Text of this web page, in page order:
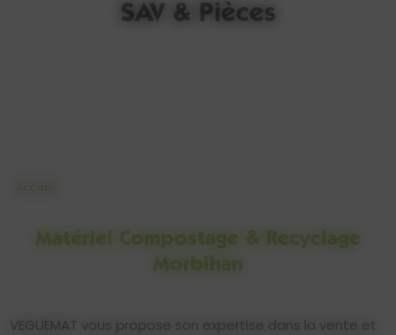
SAV & Pièces
Matériel Compostage & Recyclage
Morbihan
VEGUEMAT vous propose son expertise dans la vente et